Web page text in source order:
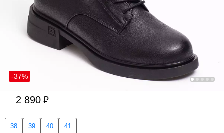
-37%
2 890
38 39 40 41